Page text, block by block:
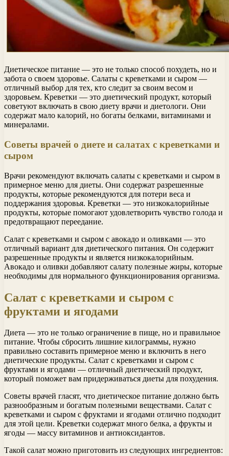
Диетическое питание — это не только способ похудеть, но и
забота о своем здоровье. Салаты с креветками и сыром —
отличный выбор для тех, кто следит за своим весом и
здоровьем. Креветки — это диетический продукт, который
советуют включать в свою диету врачи и диетологи. Они
содержат мало калорий, но богаты белками, витаминами и
минералами.
Советы врачей о диете и салатах с креветками и
сыром
Врачи рекомендуют включать салаты с креветками и сыром в
примерное меню для диеты. Они содержат разрешенные
продукты, которые рекомендуются для потери веса и
поддержания здоровья. Креветки — это низкокалорийные
продукты, которые помогают удовлетворить чувство голода и
предотвращают переедание.
Салат с креветками и сыром с авокадо и оливками — это
отличный вариант для диетического питания. Он содержит
разрешенные продукты и является низкокалорийным.
Авокадо и оливки добавляют салату полезные жиры, которые
необходимы для нормального функционирования организма.
Салат с креветками и сыром с
фруктами и ягодами
Диета — это не только ограничение в пище, но и правильное
питание. Чтобы сбросить лишние килограммы, нужно
правильно составить примерное меню и включить в него
диетические продукты. Салат с креветками и сыром с
фруктами и ягодами — отличный диетический продукт,
который поможет вам придерживаться диеты для похудения.
Советы врачей гласят, что диетическое питание должно быть
разнообразным и богатым полезными веществами. Салат с
креветками и сыром с фруктами и ягодами отлично подходит
для этой цели. Креветки содержат много белка, а фрукты и
ягоды — массу витаминов и антиоксидантов.
Такой салат можно приготовить из следующих ингредиентов: